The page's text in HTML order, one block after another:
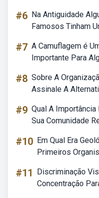
#6 Na Antiguidade
Famosos Tinham
#7 A Camuflagem é
Importante Para
#8 Sobre A
Assinale A
#9 Qual A
Sua Comunidade
#10 Em Qual Era
Primeiros
#11
Discriminação
Concentração